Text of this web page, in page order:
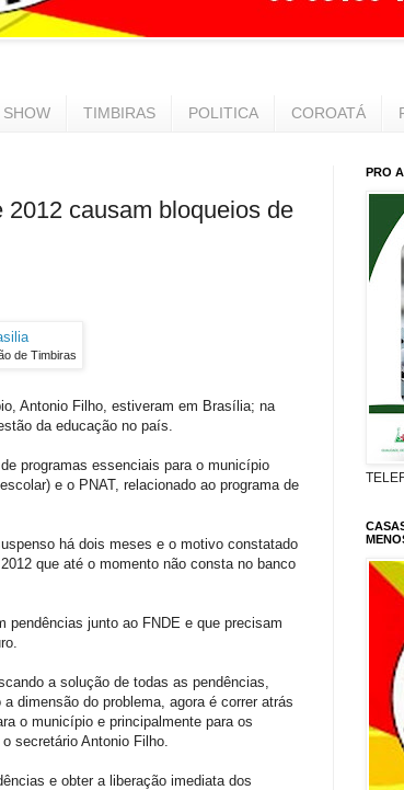
SHOW TIMBIRAS POLITICA COROATÁ
2012 causam bloqueios de
de Timbiras
Antonio Filho, estiveram em Brasília; na
da educação no país.
programas essenciais para o município
e o PNAT, relacionado ao programa de
há dois meses e o motivo constatado
que até o momento não consta no banco
pendências junto ao FNDE e que precisam
a solução de todas as pendências,
dimensão do problema, agora é correr atrás
o município e principalmente para os
secretário Antonio Filho.
e obter a liberação imediata dos
PRO